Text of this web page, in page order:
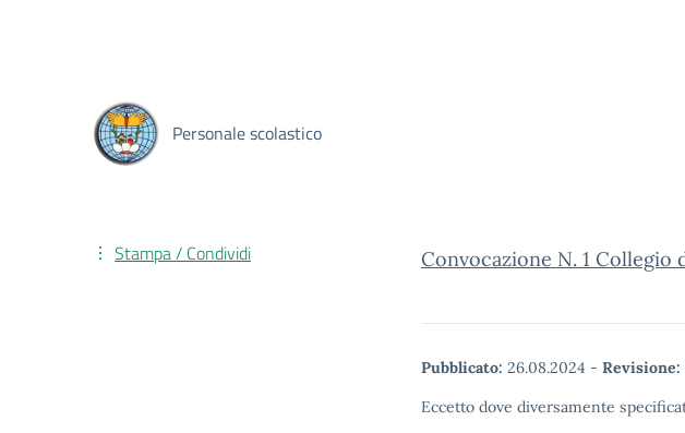
Personale scolastico
Convocazione N. 1 Collegio
Pubblicato: 26.08.2024 - Revisione:
Eccetto dove diversamente
Stampa / Condividi